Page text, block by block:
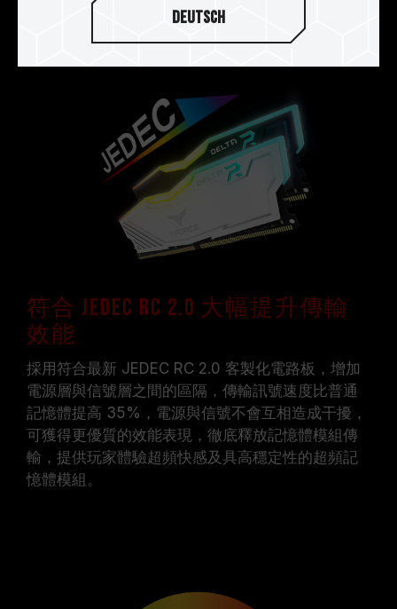
符合 JEDEC RC 2.0 大幅提升傳輸
效能
採用符合最新 JEDEC RC 2.0 客製化電路板，增加
電源層與信號層之間的區隔，傳輸訊號速度比普通
記憶體提高 35%，電源與信號不會互相造成干擾，
可獲得更優質的效能表現，徹底釋放記憶體模組傳
輸，提供玩家體驗超頻快感及具高穩定性的超頻記
憶體模組。
Deutsch